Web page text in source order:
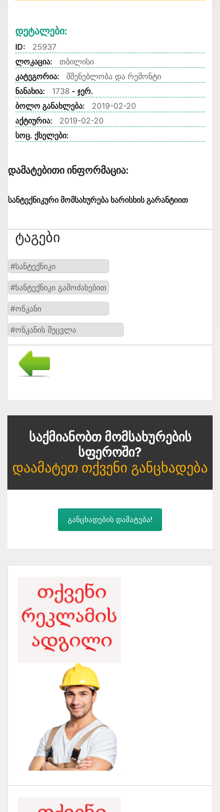
Დეტალები:
ID:
25937
ლოკაცია:
თბილისი
კატეგორია:
მშენებლობა და რემონტი
ნანახია:
1738 - ჯერ.
ბოლო განახლება:
2019-02-20
აქტიურია:
2019-02-20
სოც. ქსელები:
Დამატებითი Ინფორმაცია:
სანტექნიკური მომსახურება ხარისხის გარანტიით
Ტაგები
#სანტექნიკი
#სანტექნიკი გამოძახებით
#ონკანი
#ონკანის შეცვლა
Საქმიანობთ Მომსახურების
Სფეროში?
Დაამატეთ Თქვენი Განცხადება
განცხადების დამატება!